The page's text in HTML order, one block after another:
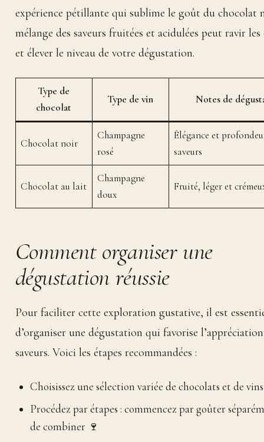
expérience pétillante qui sublime le goût du chocolat
mélange des saveurs fruitées et acidulées peut ravir les
et élever le niveau de votre dégustation.
Type de
chocolat
Type de vin Notes de
Chocolat noir
Champagne
rosé
Élégance et
saveurs
Chocolat au lait
Champagne
doux
Fruité, léger et
Comment organiser une
dégustation réussie
Pour faciliter cette exploration gustative, il est
d’organiser une dégustation qui favorise
saveurs. Voici les étapes recommandées :
Choisissez une sélection variée de chocolats et de
Procédez par étapes : commencez par goûter
de combiner 🍷